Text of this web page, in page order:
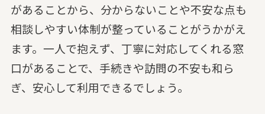
があることから、分からないことや不安な点も
相談しやすい体制が整っていることがうかがえ
ます。一人で抱えず、丁寧に対応してくれる窓
口があることで、手続きや訪問の不安も和ら
ぎ、安心して利用できるでしょう。